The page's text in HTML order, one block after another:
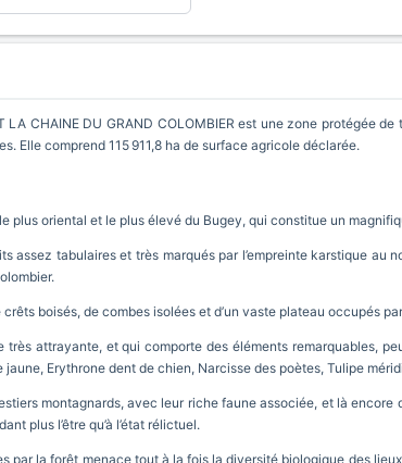
LA CHAINE DU GRAND COLOMBIER est une zone protégée
Elle comprend 115 911,8 ha de surface agricole déclarée.
plus oriental et le plus élevé du Bugey, qui constitue un
assez tabulaires et très marqués par l’empreinte karstique au
boisés, de combes isolées et d’un vaste plateau occupés
attrayante, et qui comporte des éléments remarquables,
Erythrone dent de chien, Narcisse des poètes, Tulipe
montagnards, avec leur riche faune associée, et là
plus l’être qu’à l’état rélictuel.
par la forêt menace tout à la fois la diversité biologique des